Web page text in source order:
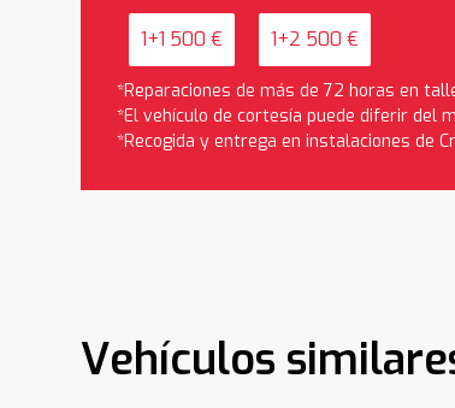
1+1 500 € 1+2 500 €
*Reparaciones de más de 72 horas en
*El vehículo de cortesía puede diferir del
*Recogida y entrega en instalaciones de
Vehículos